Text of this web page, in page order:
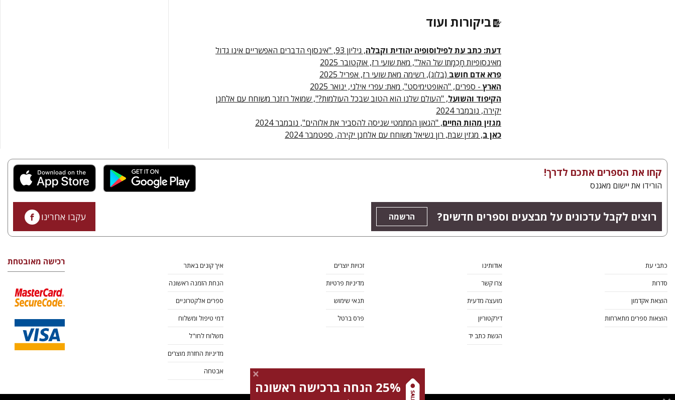
ביקורות ועוד
דעת: כתב עת לפילוסופיה יהודית וקבלה
, גיליון 93, "אינסוף הדברים האפשריים אינו גדול
מאינסופיות חָכְמָתוֹ של האל", מאת שועי רז, אוקטובר 2025
פרא אדם חושב (בלוג), רשימה מאת שועי רז, אפריל 2025
הארץ - ספרים, "האופטימיסט", מאת: עפרי אילני, ינואר 2025
הקיפוד והשועל, "העולם שלנו הוא הטוב שבכל העולמות?", שמואל רוזנר משוחח עם אלחנן
יקירה, נובמבר 2024
מגזין מהות החיים, "הגאון המתמטי שניסה להסביר את אלוהים", נובמבר 2024
כאן ב, מגזין שבת, רון נשיאל משוחח עם אלחנן יקירה, ספטמבר 2024
קחו את הספרים אתכם לדרך!
הורידו את יישום מאגנס
רוצים לקבל עדכונים על מבצעים וספרים חדשים? הרשמה עקבו אחרינו
כתבי עת
סדרות
הוצאת אקדמון
הוצאות ספרים מתארחות
אודותינו
צרו קשר
מועצה מדעית
דירקטוריון
הגשת כתב יד
זכויות יוצרים
מדיניות פרטיות
תנאי שימוש
פרס ברטל
איך קונים באתר
הנחת הזמנה ראשונה
ספרים אלקטרוניים
דמי טיפול ומשלוח
משלוח לחו"ל
מדיניות החזרת מוצרים
אבטחה
רכישה מאובטחת
25% הנחה ברכישה ראשונה